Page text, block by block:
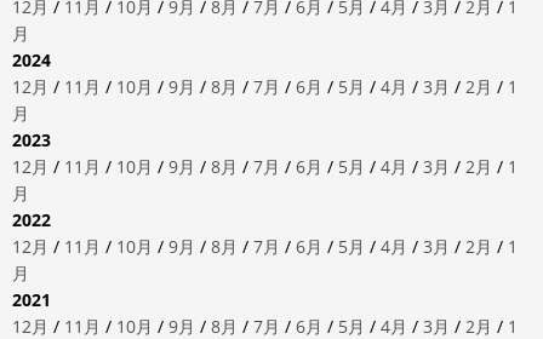
12月 / 11月 / 10月 / 9月 / 8月 / 7月 / 6月 / 5月 / 4月 / 3月 / 2月 / 1
月
2024
12月 / 11月 / 10月 / 9月 / 8月 / 7月 / 6月 / 5月 / 4月 / 3月 / 2月 / 1
月
2023
12月 / 11月 / 10月 / 9月 / 8月 / 7月 / 6月 / 5月 / 4月 / 3月 / 2月 / 1
月
2022
12月 / 11月 / 10月 / 9月 / 8月 / 7月 / 6月 / 5月 / 4月 / 3月 / 2月 / 1
月
2021
12月 / 11月 / 10月 / 9月 / 8月 / 7月 / 6月 / 5月 / 4月 / 3月 / 2月 / 1